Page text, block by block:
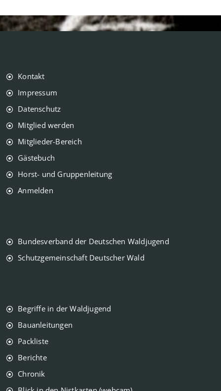
Kontakt
Impressum
Datenschutz
Mitglied werden
Mitglieder-Bereich
Gästebuch
Horst- und Gruppenleitung
Anmelden
Bundesverband der Deutschen Waldjugend
Schutzgemeinschaft Deutscher Wald
Begriffe in der Waldjugend
Bauanleitungen
Packliste
Berichte
Chronik